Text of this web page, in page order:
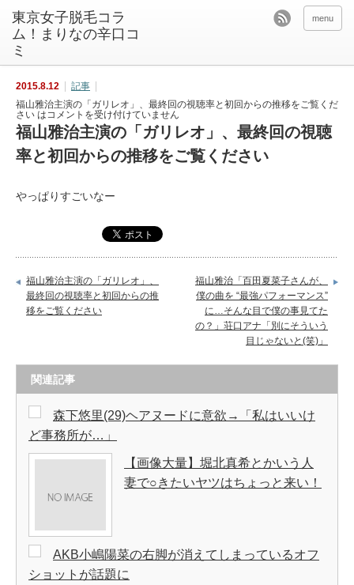
東京女子脱毛コラ
ム！まりなの辛口コ
ミ
menu
2015.8.12
記事
福山雅治主演の「ガリレオ」、最終回の視聴率と初回からの推移をご覧くだ
さい はコメントを受け付けていません
福山雅治主演の「ガリレオ」、最終回の視聴
率と初回からの推移をご覧ください
やっぱりすごいなー
福山雅治主演の「ガリレオ」、
最終回の視聴率と初回からの推
移をご覧ください
福山雅治「百田夏菜子さんが、
僕の曲を “最強パフォーマンス”
に…そんな目で僕の事見てた
の？」荘口アナ「別にそういう
目じゃないと(笑)」
関連記事
森下悠里(29)ヘアヌードに意欲→「私はいいけ
ど事務所が…」
【画像大量】堀北真希とかいう人
妻で○きたいヤツはちょっと来い！
AKB小嶋陽菜の右脚が消えてしまっているオフ
ショットが話題に